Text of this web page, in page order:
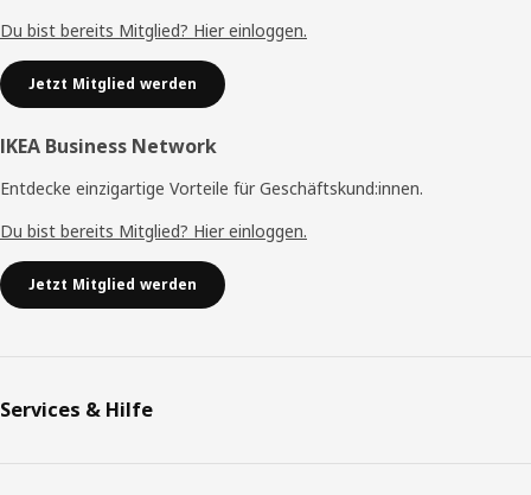
Du bist bereits Mitglied? Hier einloggen.
Jetzt Mitglied werden
IKEA Business Network
Entdecke einzigartige Vorteile für Geschäftskund:innen.
Du bist bereits Mitglied? Hier einloggen.
Jetzt Mitglied werden
Services & Hilfe